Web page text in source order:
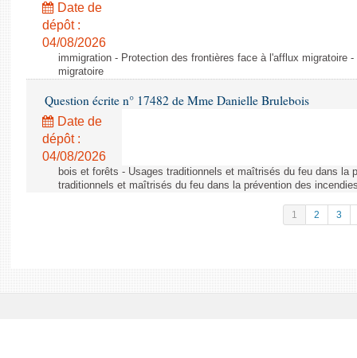
Date de
dépôt :
04/08/2026
immigration - Protection des frontières face à l'afflux migratoire
migratoire
Question écrite n° 17482 de Mme Danielle Brulebois
Date de
dépôt :
04/08/2026
bois et forêts - Usages traditionnels et maîtrisés du feu dans la
traditionnels et maîtrisés du feu dans la prévention des
1 2 3